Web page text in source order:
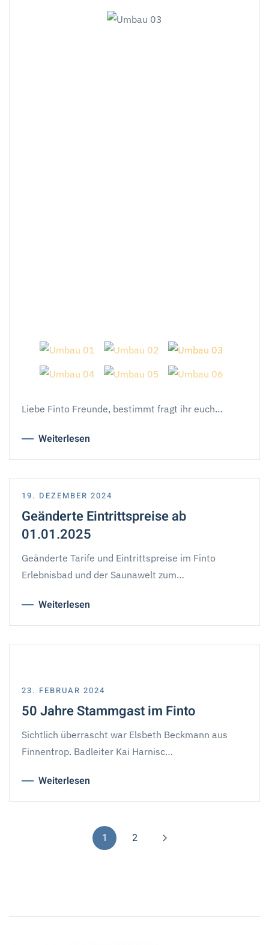
Liebe Finto Freunde, bestimmt fragt ihr euch…
Weiterlesen
19. DEZEMBER 2024
Geänderte Eintrittspreise ab
01.01.2025
Geänderte Tarife und Eintrittspreise im Finto
Erlebnisbad und der Saunawelt zum…
Weiterlesen
23. FEBRUAR 2024
50 Jahre Stammgast im Finto
Sichtlich überrascht war Elsbeth Beckmann aus
Finnentrop. Badleiter Kai Harnisc…
Weiterlesen
1 2